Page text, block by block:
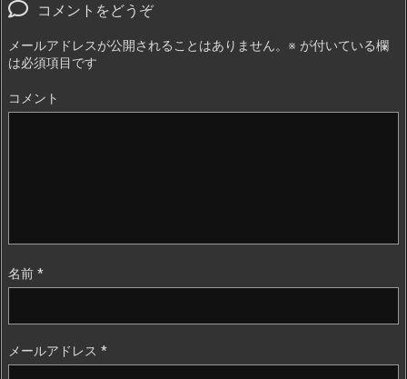
コメントをどうぞ
メールアドレスが公開されることはありません。 ※ が付いている欄
は必須項目です
コメント
名前 *
メールアドレス *